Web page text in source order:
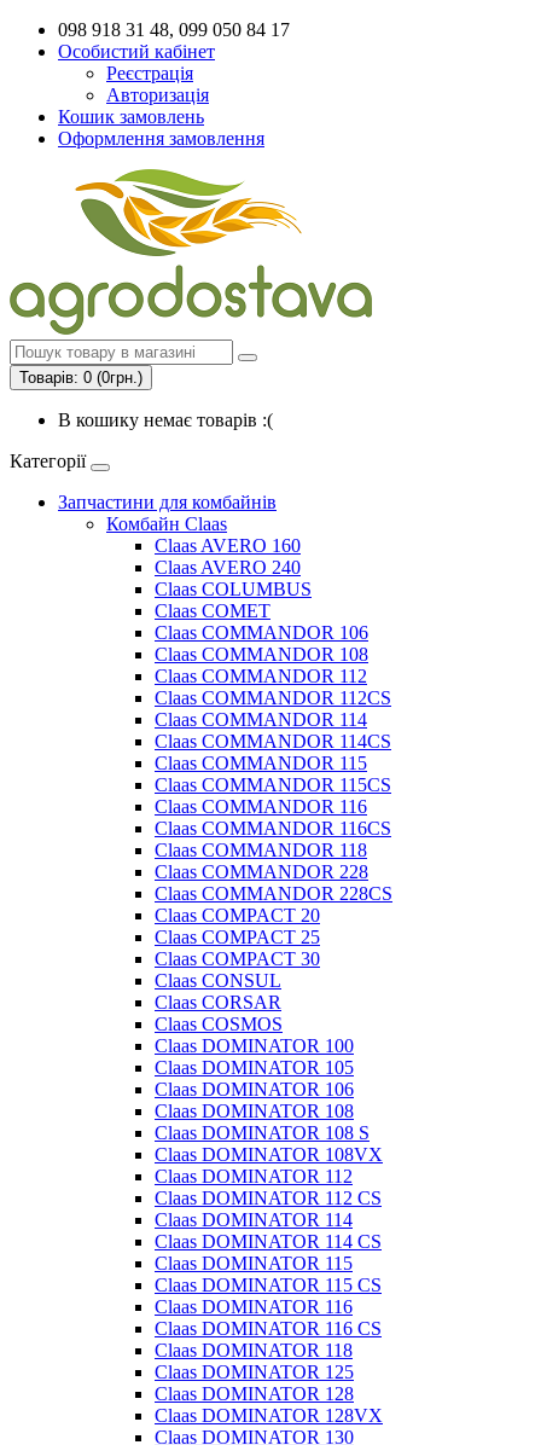
098 918 31 48, 099 050 84 17
Особистий кабінет
Реєстрація
Авторизація
Кошик замовлень
Оформлення замовлення
Товарів: 0 (0грн.)
В кошику немає товарів :(
Категорії
Запчастини для комбайнів
Комбайн Claas
Claas AVERO 160
Claas AVERO 240
Claas COLUMBUS
Claas COMET
Claas COMMANDOR 106
Claas COMMANDOR 108
Claas COMMANDOR 112
Claas COMMANDOR 112CS
Claas COMMANDOR 114
Claas COMMANDOR 114CS
Claas COMMANDOR 115
Claas COMMANDOR 115CS
Claas COMMANDOR 116
Claas COMMANDOR 116CS
Claas COMMANDOR 118
Claas COMMANDOR 228
Claas COMMANDOR 228CS
Claas COMPACT 20
Claas COMPACT 25
Claas COMPACT 30
Claas CONSUL
Claas CORSAR
Claas COSMOS
Claas DOMINATOR 100
Claas DOMINATOR 105
Claas DOMINATOR 106
Claas DOMINATOR 108
Claas DOMINATOR 108 S
Claas DOMINATOR 108VX
Claas DOMINATOR 112
Claas DOMINATOR 112 CS
Claas DOMINATOR 114
Claas DOMINATOR 114 CS
Claas DOMINATOR 115
Claas DOMINATOR 115 CS
Claas DOMINATOR 116
Claas DOMINATOR 116 CS
Claas DOMINATOR 118
Claas DOMINATOR 125
Claas DOMINATOR 128
Claas DOMINATOR 128VX
Claas DOMINATOR 130